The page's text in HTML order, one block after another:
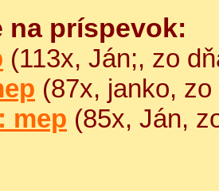
na príspevok:
(113x, Ján;, zo
(87x, janko,
mep (85x, Ján,